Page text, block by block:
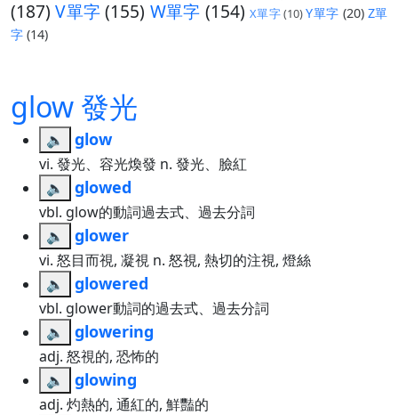
(187) V單字(155) W單字 (154) X單字(10)Y單字 (20) Z單
字 (14)
glow 發光
🔈 glow
vi. 發光、容光煥發 n. 發光、臉紅
🔈
glowed
vbl. glow的動詞過去式、過去分詞
🔈
glower
vi. 怒目而視, 凝視 n. 怒視, 熱切的注視, 燈絲
🔈
glowered
vbl. glower動詞的過去式、過去分詞
🔈
glowering
adj. 怒視的, 恐怖的
🔈
glowing
adj. 灼熱的, 通紅的, 鮮豔的